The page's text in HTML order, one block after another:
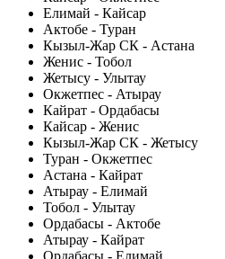
Елимай - Кайсар
Актобе - Туран
Кызыл-Жар СК - Астана
Женис - Тобол
Жетысу - Улытау
Окжетпес - Атырау
Кайрат - Ордабасы
Кайсар - Женис
Кызыл-Жар СК - Жетысу
Туран - Окжетпес
Астана - Кайрат
Атырау - Елимай
Тобол - Улытау
Ордабасы - Актобе
Атырау - Кайрат